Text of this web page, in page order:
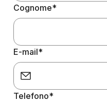
Cognome*
E-mail*
Telefono*